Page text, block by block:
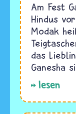
Am Fest
Hindus
Modak
das
Ganesha
lesen